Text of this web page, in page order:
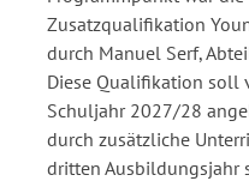
Zusatzqualifikation
durch Manuel Serf,
Diese Qualifikation soll
Schuljahr 2027/28
durch zusätzliche
dritten Ausbildungsjahr